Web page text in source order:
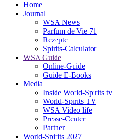
Home
Journal
WSA News
Parfum de Vie 71
Rezepte
Spirits-Calculator
WSA Guide
Online-Guide
Guide E-Books
Media
Inside World-Spirits tv
World-Spirits TV
WSA Video life
Presse-Center
Partner
World-Spirits 2027